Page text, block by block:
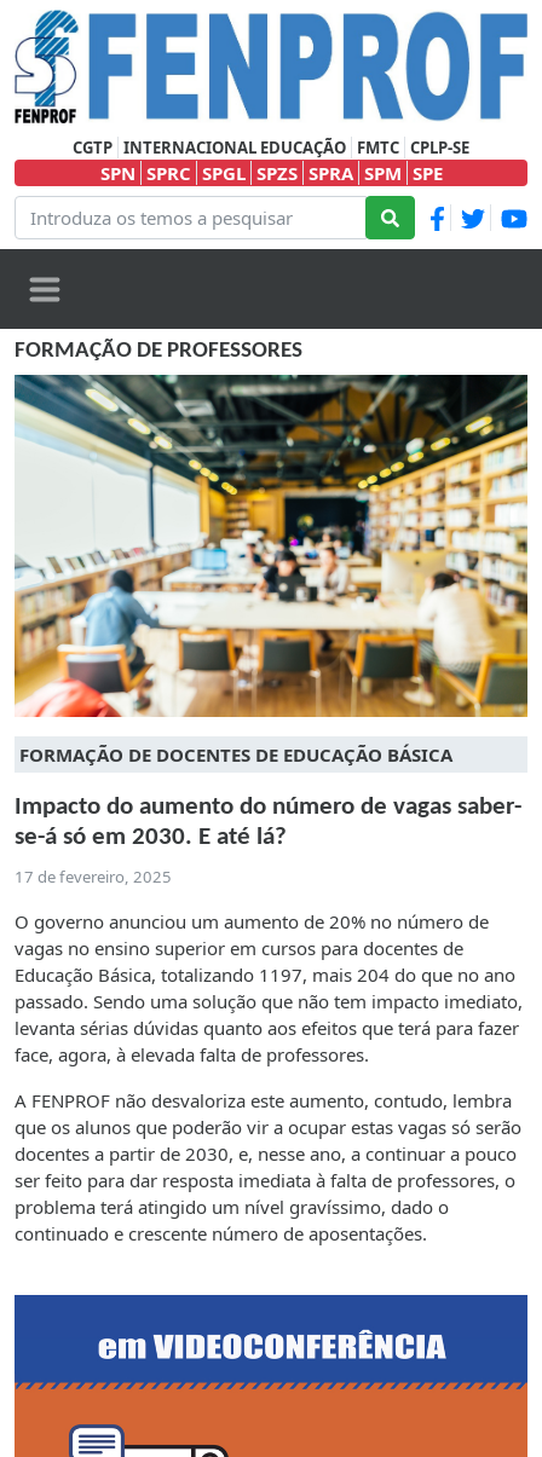
CGTP INTERNACIONAL EDUCAÇÃO FMTC CPLP-SE
SPN SPRC SPGL SPZS SPRA SPM SPE
FORMAÇÃO DE PROFESSORES
FORMAÇÃO DE DOCENTES DE EDUCAÇÃO BÁSICA
Impacto do aumento do número de vagas saber-
se-á só em 2030. E até lá?
17 de fevereiro, 2025
O governo anunciou um aumento de 20% no número de
vagas no ensino superior em cursos para docentes de
Educação Básica, totalizando 1197, mais 204 do que no ano
passado. Sendo uma solução que não tem impacto imediato,
levanta sérias dúvidas quanto aos efeitos que terá para fazer
face, agora, à elevada falta de professores.
A FENPROF não desvaloriza este aumento, contudo, lembra
que os alunos que poderão vir a ocupar estas vagas só serão
docentes a partir de 2030, e, nesse ano, a continuar a pouco
ser feito para dar resposta imediata à falta de professores, o
problema terá atingido um nível gravíssimo, dado o
continuado e crescente número de aposentações.